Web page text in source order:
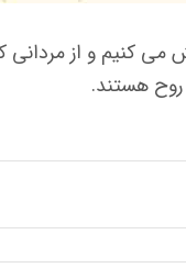
كنیم و از
هستند.